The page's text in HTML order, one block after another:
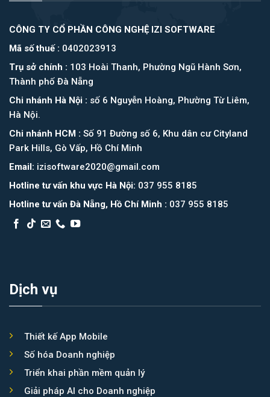
CÔNG TY CỔ PHẦN CÔNG NGHỆ IZI SOFTWARE
Mã số thuế : 0402023913
Trụ sở chính : 103 Hoài Thanh, Phường Ngũ Hành Sơn,
Thành phố Đà Nẵng
Chi nhánh Hà Nội : số 6 Nguyễn Hoàng, Phường Từ Liêm,
Hà Nội.
Chi nhánh HCM : Số 91 Đường số 6, Khu dân cư Cityland
Park Hills, Gò Vấp, Hồ Chí Minh
Email: izisoftware2020@gmail.com
Hotline tư vấn khu vực Hà Nội: 037 955 8185
Hotline tư vấn Đà Nẵng, Hồ Chí Minh : 037 955 8185
Dịch vụ
Thiết kế App Mobile
Số hóa Doanh nghiệp
Triển khai phần mềm quản lý
Giải pháp AI cho Doanh nghiệp